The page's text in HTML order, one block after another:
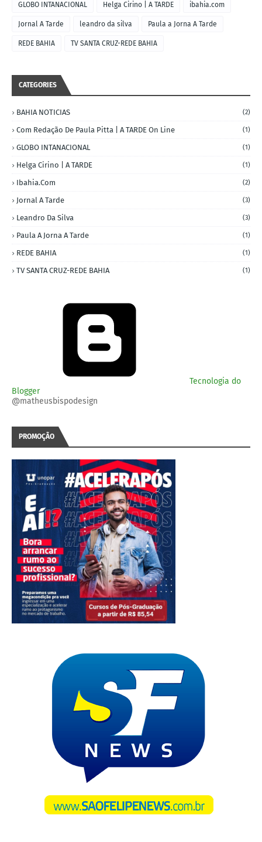
GLOBO INTANACIONAL Helga Cirino | A TARDE ibahia.com
Jornal A Tarde leandro da silva Paula a Jorna A Tarde
REDE BAHIA TV SANTA CRUZ-REDE BAHIA
CATEGORIES
BAHIA NOTICIAS (2)
Com Redação De Paula Pitta | A TARDE On Line (1)
GLOBO INTANACIONAL (1)
Helga Cirino | A TARDE (1)
Ibahia.com (2)
Jornal A Tarde (3)
Leandro Da Silva (3)
Paula A Jorna A Tarde (1)
REDE BAHIA (1)
TV SANTA CRUZ-REDE BAHIA (1)
Tecnologia do
Blogger
@matheusbispodesign
PROMOÇÃO